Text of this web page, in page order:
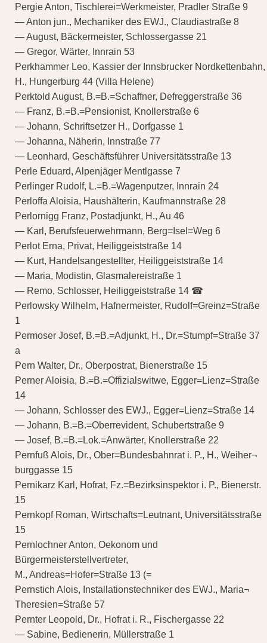
Pergie Anton, Tischlerei=Werkmeister, Pradler Straße 9
— Anton jun., Mechaniker des EWJ., Claudiastraße 8
— August, Bäckermeister, Schlossergasse 21
— Gregor, Wärter, Innrain 53
Perkhammer Leo, Kassier der Innsbrucker Nordkettenbahn,
H., Hungerburg 44 (Villa Helene)
Perktold August, B.=B.=Schaffner, Defreggerstraße 36
— Franz, B.=B.=Pensionist, Knollerstraße 6
— Johann, Schriftsetzer H., Dorfgasse 1
— Johanna, Näherin, Innstraße 77
— Leonhard, Geschäftsführer Universitätsstraße 13
Perle Eduard, Alpenjäger Mentlgasse 7
Perlinger Rudolf, L.=B.=Wagenputzer, Innrain 24
Perloffa Aloisia, Haushälterin, Kaufmannstraße 28
Perlornigg Franz, Postadjunkt, H., Au 46
— Karl, Berufsfeuerwehrmann, Berg=Isel=Weg 6
Perlot Erna, Privat, Heiliggeiststraße 14
— Kurt, Handelsangestellter, Heiliggeiststraße 14
— Maria, Modistin, Glasmalereistraße 1
— Remo, Schlosser, Heiliggeiststraße 14 ☎
Perlowsky Wilhelm, Hafnermeister, Rudolf=Greinz=Straße
1
Permoser Josef, B.=B.=Adjunkt, H., Dr.=Stumpf=Straße 37
a
Pern Walter, Dr., Oberpostrat, Bienerstraße 15
Perner Aloisia, B.=B.=Offizialswitwe, Egger=Lienz=Straße
14
— Johann, Schlosser des EWJ., Egger=Lienz=Straße 14
— Johann, B.=B.=Oberrevident, Schubertstraße 9
— Josef, B.=B.=Lok.=Anwärter, Knollerstraße 22
Pernfuß Alois, Dr., Ober=Bundesbahnrat i. P., H., Weiher¬
burggasse 15
Pernikarz Karl, Hofrat, Fz.=Bezirksinspektor i. P., Bienerstr.
15
Pernkopf Roman, Wirtschafts=Leutnant, Universitätsstraße
15
Pernlochner Anton, Oekonom und
Bürgermeisterstellvertreter,
M., Andreas=Hofer=Straße 13 (=
Pernstich Alois, Installationstechniker des EWJ., Maria¬
Theresien=Straße 57
Pernter Leopold, Dr., Hofrat i. R., Fischergasse 22
— Sabine, Bedienerin, Müllerstraße 1